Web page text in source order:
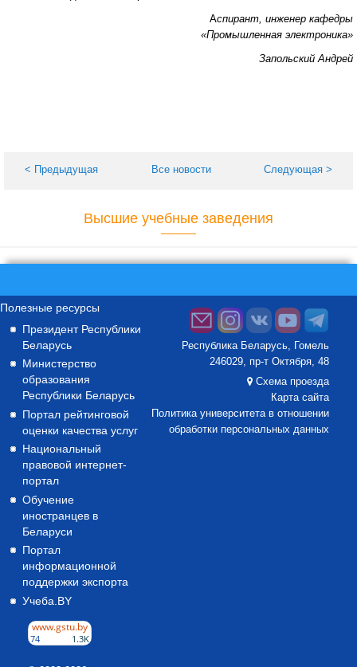
Аспирант, инженер кафедры
«Промышленная электроника»
Запольский Андрей
< Предыдущая Все новости Следующая >
Высшие учебные заведения
Полезные ресурсы
Президент Республики
Беларусь
Министерство
образования
Республики Беларусь
Портал рейтинговой
оценки качества услуг
Национальный
правовой интернет-
портал
Обучение
иностранцев в
Беларуси
Портал
информационной
поддержки экспорта
Учеба.BY
Республика Беларусь, Гомель
246029, пр-т Октября, 48
Схема проезда
Карта сайта
Политика университета в отношении
обработки персональных данных